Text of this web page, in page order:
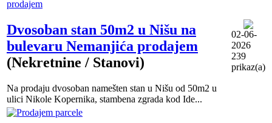
Dvosoban stan 50m2 u Nišu na
bulevaru Nemanjića prodajem
(Nekretnine / Stanovi)
Na prodaju dvosoban namešten stan u Nišu od 50m2 u
ulici Nikole Kopernika, stambena zgrada kod Ide...
02-06-
2026
239
prikaz(a)